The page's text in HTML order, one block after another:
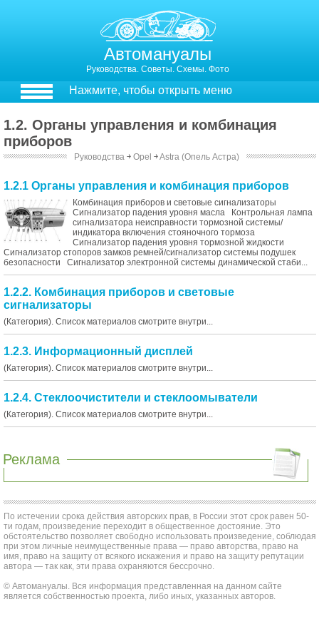
Автомануалы
Руководства. Советы. Схемы. Фото
Нажмите, чтобы открыть меню
1.2. Органы управления и комбинация
приборов
Руководства ￫ Opel ￫Astra (Опель Астра)
1.2.1 Органы управления и комбинация приборов
Комбинация приборов и световые сигнализаторы
Сигнализатор падения уровня масла Контрольная лампа
сигнализатора неисправности тормозной системы/
индикатора включения стояночного тормоза
Сигнализатор падения уровня тормозной жидкости
Сигнализатор стопоров замков ремней/cигнализатор системы подушек
безопасности Сигнализатор электронной системы динамической стаби...
1.2.2. Комбинация приборов и световые
сигнализаторы
(Категория). Список материалов смотрите внутри...
1.2.3. Информационный дисплей
(Категория). Список материалов смотрите внутри...
1.2.4. Стеклоочистители и стеклоомыватели
(Категория). Список материалов смотрите внутри...
Реклама
По истечении срока действия авторских прав, в России этот срок равен 50-
ти годам, произведение переходит в общественное достояние. Это
обстоятельство позволяет свободно использовать произведение, соблюдая
при этом личные неимущественные права — право авторства, право на
имя, право на защиту от всякого искажения и право на защиту репутации
автора — так как, эти права охраняются бессрочно.
© Автомануалы. Вся информация представленная на данном сайте
является собственностью проекта, либо иных, указанных авторов.